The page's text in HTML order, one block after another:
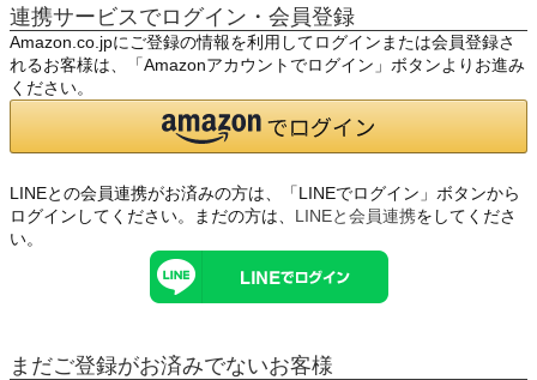
連携サービスでログイン・会員登録
Amazon.co.jpにご登録の情報を利用してログインまたは会員登録さ
れるお客様は、「Amazonアカウントでログイン」ボタンよりお進み
ください。
LINEとの会員連携がお済みの方は、「LINEでログイン」ボタンから
ログインしてください。まだの方は、 LINEと会員連携をしてくださ
い。
まだご登録がお済みでないお客様